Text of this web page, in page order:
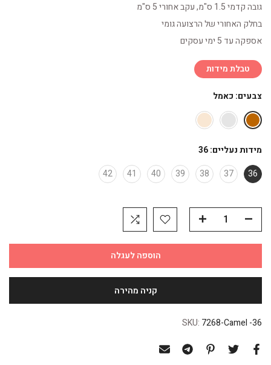
גובה קדמי 1.5 ס"מ, עקב אחורי 5 ס"מ
בחלק האחורי של הרצועה גומי
אספקה עד 5 ימי עסקים
טבלת מידות
צבעים: כאמל
מידות נעליים:36
36
37
38
39
40
41
42
הוספה לעגלה
SKU: 7268-Camel -36